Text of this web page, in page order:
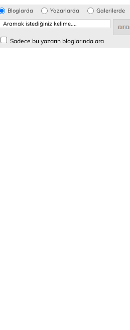
Bloglarda Yazarlarda Galerilerde
Sadece bu yazarın bloglarında ara